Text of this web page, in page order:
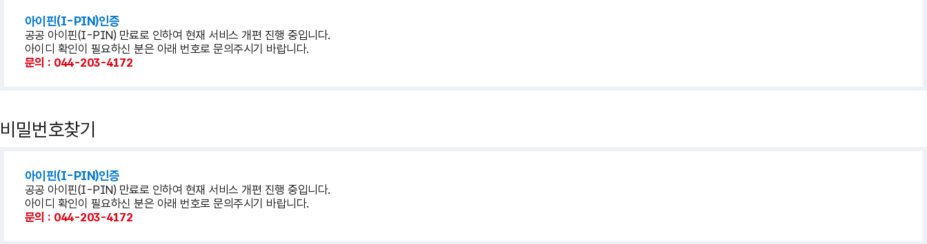
아이핀(I-PIN)인증
공공 아이핀(I-PIN) 만료로 인하여 현재 서비스 개편 진행 중입니다.
아이디 확인이 필요하신 분은 아래 번호로 문의주시기 바랍니다.
문의 : 044-203-4172
비밀번호찾기
아이핀(I-PIN)인증
공공 아이핀(I-PIN) 만료로 인하여 현재 서비스 개편 진행 중입니다.
아이디 확인이 필요하신 분은 아래 번호로 문의주시기 바랍니다.
문의 : 044-203-4172